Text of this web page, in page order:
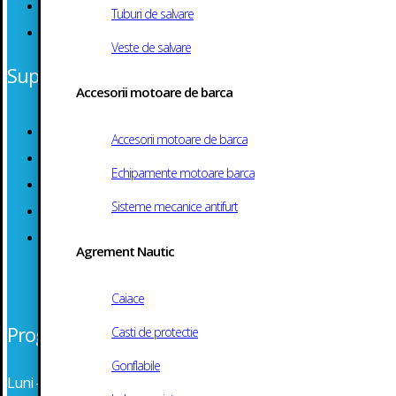
Tuburi de salvare
Veste de salvare
Accesorii motoare de barca
Accesorii motoare de barca
Echipamente motoare barca
Sisteme mecanice antifurt
Agrement Nautic
Caiace
Casti de protectie
Gonflabile
Suport Clienti
Termeni si Conditii
Politica Cookie
Program
Luni – Marti: 08:30 – 16:30